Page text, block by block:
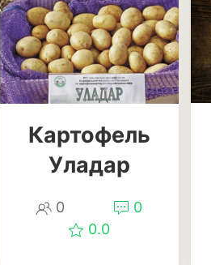
Картофель
Уладар
0
0
0.0